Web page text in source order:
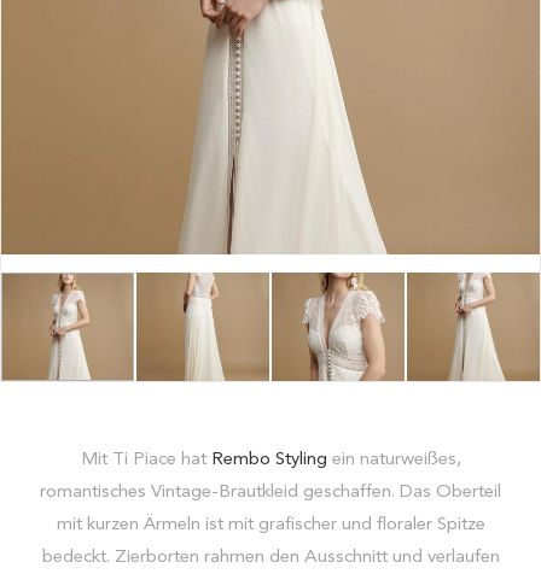
Mit Ti Piace hat Rembo Styling ein naturweißes,
romantisches Vintage-Brautkleid geschaffen. Das Oberteil
mit kurzen Ärmeln ist mit grafischer und floraler Spitze
bedeckt. Zierborten rahmen den Ausschnitt und verlaufen